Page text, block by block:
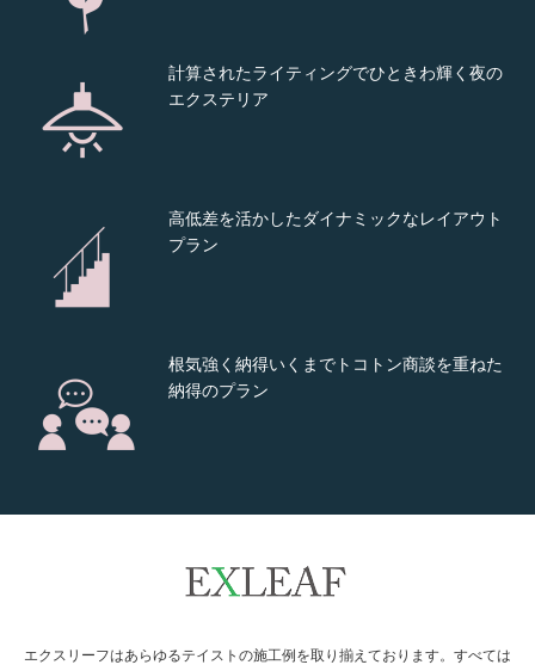
計算されたライティングでひときわ輝く夜の
エクステリア
高低差を活かしたダイナミックなレイアウト
プラン
根気強く納得いくまでトコトン商談を重ねた
納得のプラン
計算された配分は培ってきた技術と丁寧な職
エクスリーフはあらゆるテイストの施工例を取り揃えております。すべては